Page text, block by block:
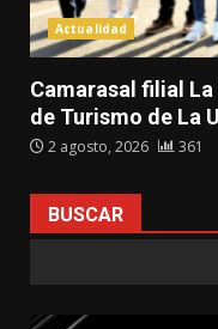
Actualidad
Camarasal filial
de Turismo de La
2 agosto, 2026 361
BUSCAR